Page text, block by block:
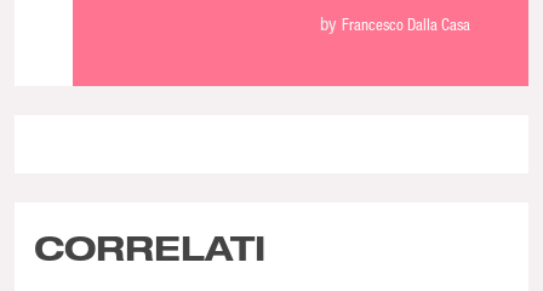
by Francesco Dalla Casa
CORRELATI